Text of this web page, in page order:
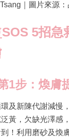
｜圖片來源
SOS 5招急
1步：煥膚
及新陳代謝減慢
黃，欠缺光澤感
！利用磨砂及煥